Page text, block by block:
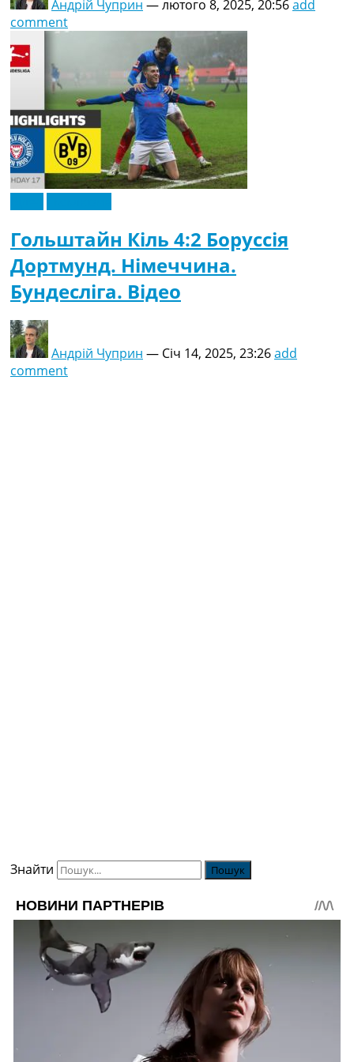
Андрій Чуприн —лютого 8, 2025, 20:56add
comment
Гольштайн Кіль 4:2 Боруссія
Дортмунд. Німеччина.
Бундесліга. Відео
Андрій Чуприн — Січ 14, 2025, 23:26add
comment
Знайти